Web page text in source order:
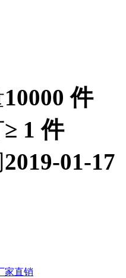
10000 件
≥ 1 件
2019-01-17
家直销